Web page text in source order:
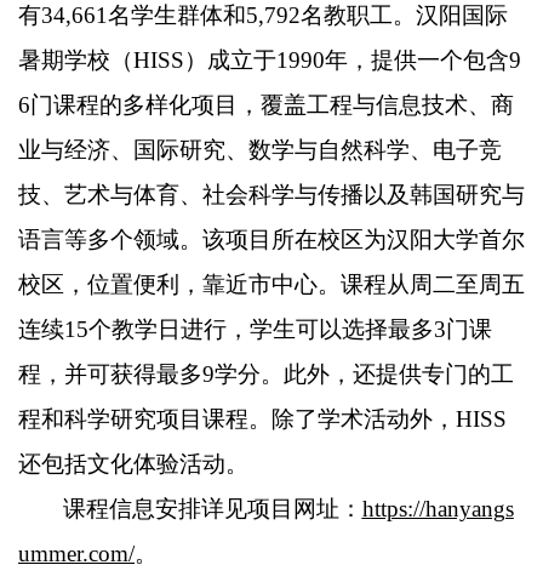
有34,661名学生群体和5,792名教职工。汉阳国际
暑期学校（HISS）成立于1990年，提供一个包含9
6门课程的多样化项目，覆盖工程与信息技术、商
业与经济、国际研究、数学与自然科学、电子竞
技、艺术与体育、社会科学与传播以及韩国研究与
语言等多个领域。该项目所在校区为汉阳大学首尔
校区，位置便利，靠近市中心。课程从周二至周五
连续15个教学日进行，学生可以选择最多3门课
程，并可获得最多9学分。此外，还提供专门的工
程和科学研究项目课程。除了学术活动外，HISS
还包括文化体验活动。
课程信息安排详见项目网址： https://hanyangs
ummer.com/。